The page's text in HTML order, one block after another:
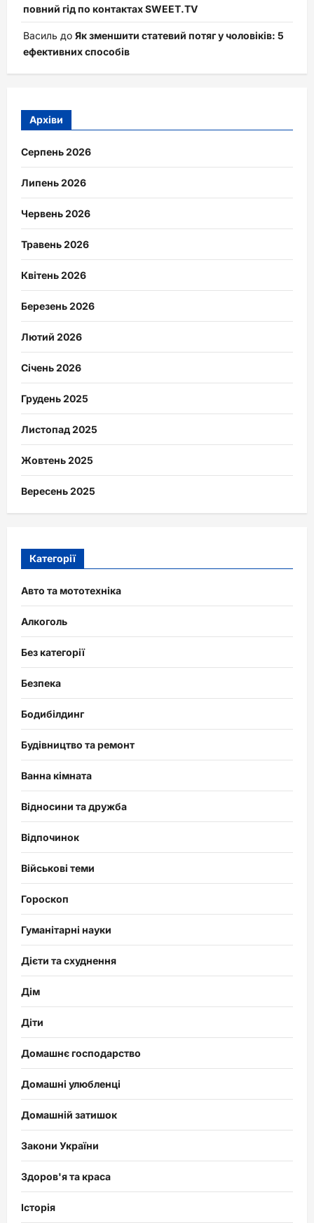
повний гід по контактах SWEET.TV
Василь до Як зменшити статевий потяг у чоловіків: 5
ефективних способів
Архіви
Серпень 2026
Липень 2026
Червень 2026
Травень 2026
Квітень 2026
Березень 2026
Лютий 2026
Січень 2026
Грудень 2025
Листопад 2025
Жовтень 2025
Вересень 2025
Категорії
Авто та мототехніка
Алкоголь
Без категорії
Безпека
Бодибілдинг
Будівництво та ремонт
Ванна кімната
Відносини та дружба
Відпочинок
Військові теми
Гороскоп
Гуманітарні науки
Дієти та схуднення
Дім
Діти
Домашнє господарство
Домашні улюбленці
Домашній затишок
Закони України
Здоров'я та краса
Історія